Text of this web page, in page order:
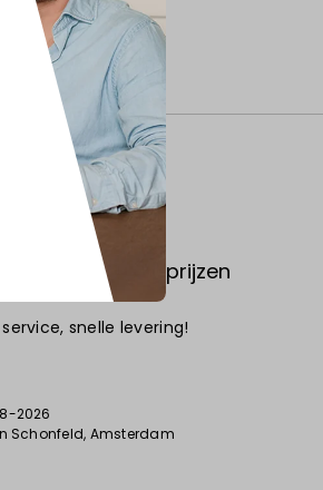
2026
, Leiden
kwaliteit & prijzen
snelle levering!
2026
Schonfeld, Amsterdam